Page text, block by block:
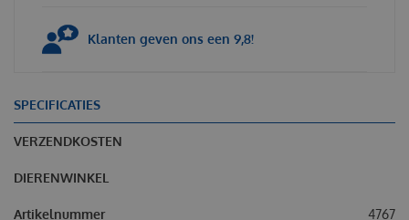
Klanten geven ons een 9,8!
SPECIFICATIES
VERZENDKOSTEN
DIERENWINKEL
Artikelnummer 4767